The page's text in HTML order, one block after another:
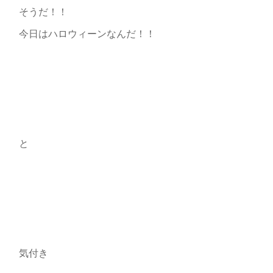
そうだ！！
今日はハロウィーンなんだ！！
と
気付き